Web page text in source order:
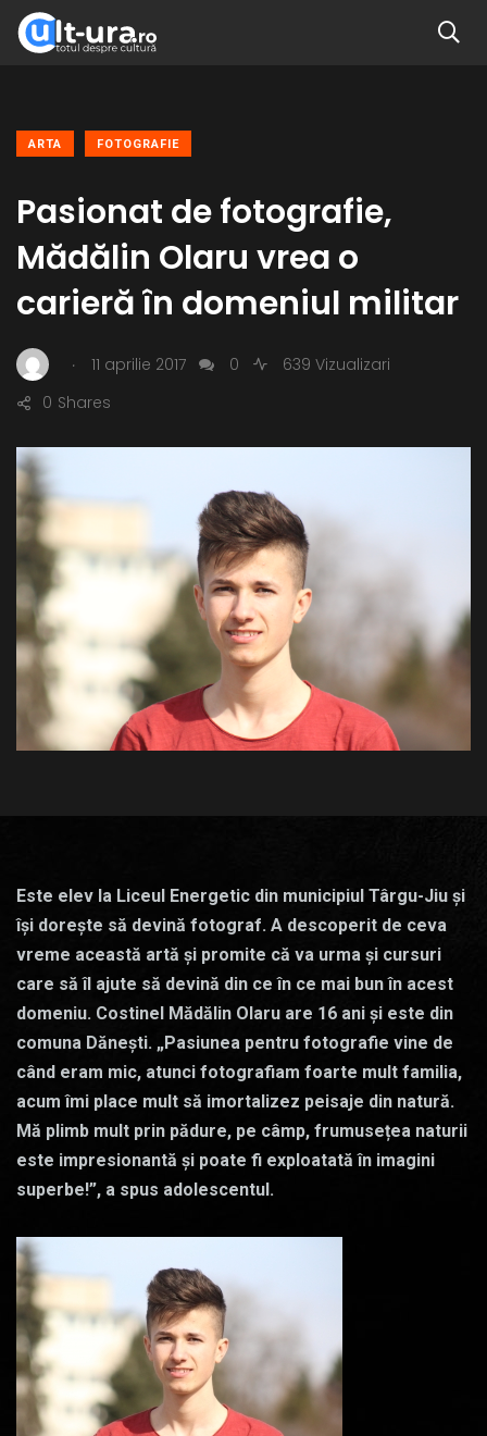
ARTA FOTOGRAFIE
Pasionat de fotografie,
Mădălin Olaru vrea o
carieră în domeniul militar
. 11 aprilie 2017 0
639 Vizualizari
Shares
0
Este elev la Liceul Energetic din municipiul Târgu-Jiu și
își dorește să devină fotograf. A descoperit de ceva
vreme această artă și promite că va urma și cursuri
care să îl ajute să devină din ce în ce mai bun în acest
domeniu. Costinel Mădălin Olaru are 16 ani și este din
comuna Dănești. „Pasiunea pentru fotografie vine de
când eram mic, atunci fotografiam foarte mult familia,
acum îmi place mult să imortalizez peisaje din natură.
Mă plimb mult prin pădure, pe câmp, frumusețea naturii
este impresionantă și poate fi exploatată în imagini
superbe!”, a spus adolescentul.